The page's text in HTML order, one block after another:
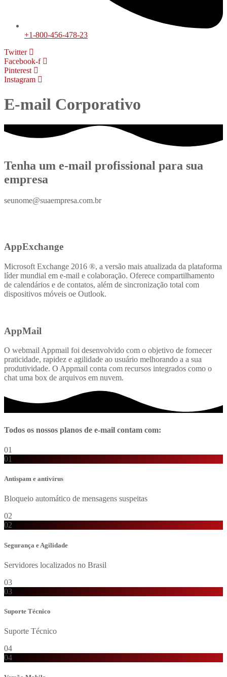
+1-800-456-478-23
Twitter
Facebook-f
Pinterest
Instagram
E-mail Corporativo
Tenha um e-mail profissional para sua
empresa
seunome@suaempresa.com.br
AppExchange
Microsoft Exchange 2016 ®, a versão mais atualizada da plataforma
líder mundial em e-mail e colaboração. Oferece compartilhamento
de calendários e de contatos, além de sincronização total com
dispositivos móveis oe Outlook.
AppMail
O webmail Appmail foi desenvolvido com o objetivo de fornecer
praticidade, rapidez e agilidade ao usuário melhorando a a sua
produtividade. O Appmail conta com recursos integrados como o
chat uma box de arquivos em nuvem.
Todos os nossos planos de e-mail contam com:
01
01
Antispam e antivírus
Bloqueio automático de mensagens suspeitas
02
02
Segurança e Agilidade
Servidores localizados no Brasil
03
03
Suporte Técnico
Suporte Técnico
04
04